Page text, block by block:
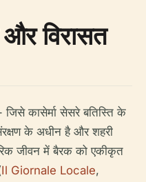
विरासत
कासेर्मा सेसरे बतिस्ति के
के अधीन है और शहरी
जीवन में बैरक को एकीकृत
Il Giornale Locale,